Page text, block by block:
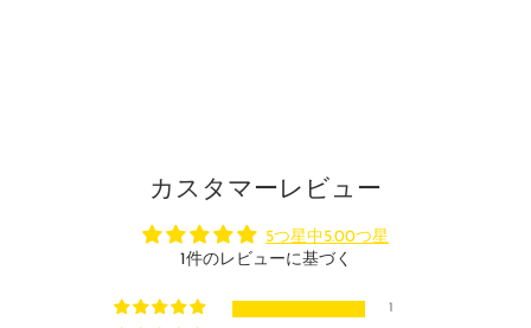
カスタマーレビュー
5つ星中5.00つ星
1件のレビューに基づく
1